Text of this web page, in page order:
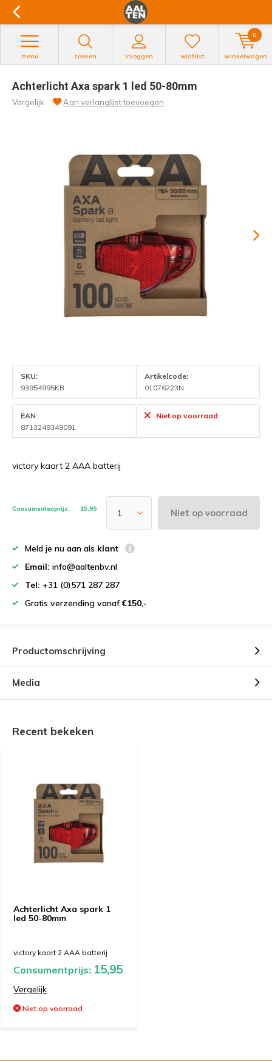
zoeken inloggen
menu wishlist winkelwagen
0
Achterlicht Axa spark 1 led 50-80mm
Vergelijk Aan verlanglijst toevoegen
SKU:
93954995KB
Artikelcode:
01076223N
EAN:
8713249349091
Niet op voorraad
victory kaart 2 AAA batterij
Consumentenprijs: 15,95 Niet op voorraad
Meld je nu aan als klant
Email: info@aaltenbv.nl
Tel: +31 (0)571 287 287
Gratis verzending vanaf€150,-
Productomschrijving
Media
Recent bekeken
Achterlicht Axa spark 1
led 50-80mm
victory kaart 2 AAA batterij
Consumentprijs: 15,95
Vergelijk
Niet op voorraad